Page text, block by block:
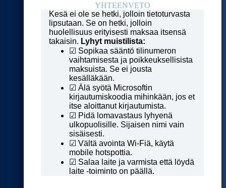
YHTEENVETO
Kesä ei ole se hetki, jolloin tietoturvasta
lipsutaan. Se on hetki, jolloin
huolellisuus erityisesti maksaa itsensä
takaisin. Lyhyt muistilista:
☑ Sopikaa sääntö tilinumeron
vaihtamisesta ja poikkeuksellisista
maksuista. Se ei jousta
kesälläkään.
☑ Älä syötä Microsoftin
kirjautumiskoodia mihinkään, jos et
itse aloittanut kirjautumista.
☑ Pidä lomavastaus lyhyenä
ulkopuolisille. Sijaisen nimi vain
sisäisesti.
☑ Vältä avointa Wi-Fiä, käytä
mobile hotspottia.
☑ Salaa laite ja varmista että löydä
laite -toiminto on päällä.